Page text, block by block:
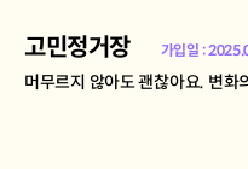
고민정거장 가입일 :
머무르지 않아도 괜찮아요. 변화